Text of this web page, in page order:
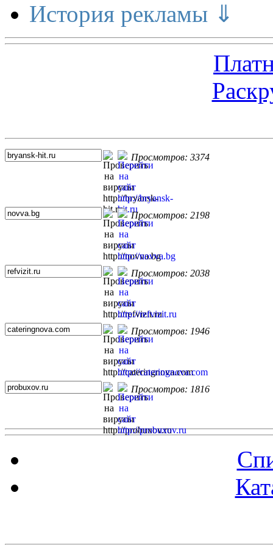
История рекламы ⇓
Просмотров: 3374
Просмотров: 2198
Просмотров: 2038
Просмотров: 1946
Просмотров: 1816